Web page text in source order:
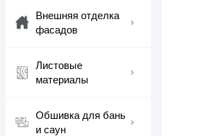
Внешняя отделка
фасадов
Листовые
материалы
Обшивка для бань
и саун